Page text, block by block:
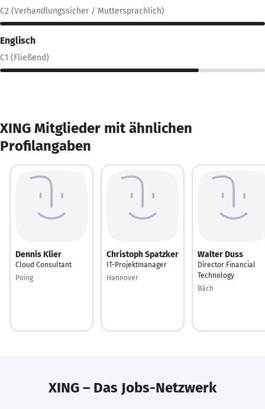
C2 (Verhandlungssicher / Muttersprachlich)
Englisch
C1 (Fließend)
XING Mitglieder mit ähnlichen
Profilangaben
Dennis Klier
Cloud Consultant
Poing
Christoph Spatzker
IT-Projektmanager
Hannover
Walter Duss
Director Financial
Technology
Bäch
XING – Das Jobs-Netzwerk